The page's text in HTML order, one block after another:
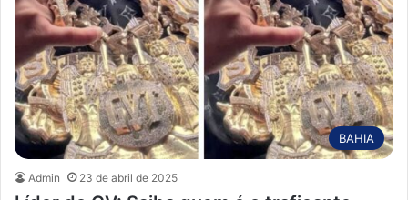
BAHIA
Admin 23 de abril de 2025